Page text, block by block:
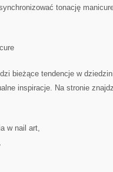
tonację
bieżące tendencje w
inspiracje. Na stronie
w nail art,